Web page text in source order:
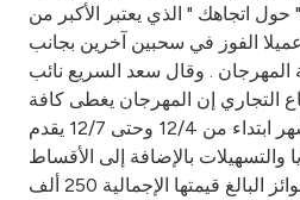
After Sales Services
Contact us
Branch & ATM locator
اتجاهك " الذي يعتبر الأكبر من
نوعه ، فيما ينتظر 14 عميلا الفوز في سحبين آخرين بجانب
المهرجان . وقال سعد السريع نائب
التجاري إن المهرجان يغطى كافة
الخدمات التجارية لمدة3 أشهر ابتداء من 12/4 وحتى 12/7 يقدم
والتسهيلات بالإضافة إلى الأقساط
المريحة والمرنة بجانب الجوائز البالغ قيمتها الإجمالية 250 ألف